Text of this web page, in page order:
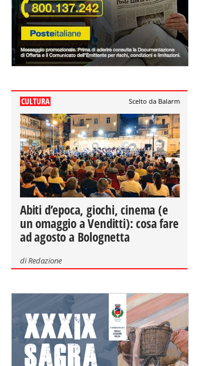
CULTURA Scelto da Balarm
Abiti d’epoca, giochi, cinema (e
un omaggio a Venditti): cosa fare
ad agosto a Bolognetta
diRedazione